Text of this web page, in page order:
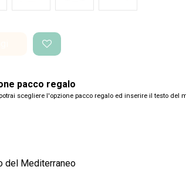
pacco regalo
scegliere l'opzione pacco regalo ed inserire il testo del
del Mediterraneo